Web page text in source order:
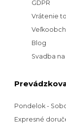
GDPR
Vrátenie
Blog
Svadba
Pondelok -
Expresné